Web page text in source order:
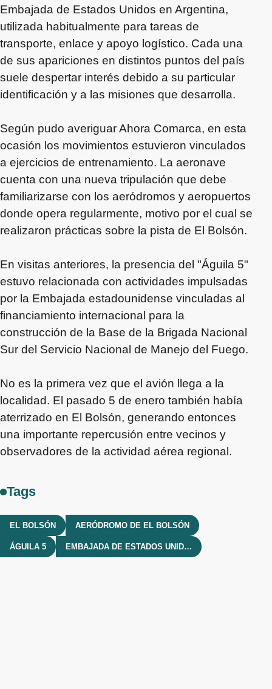
Embajada de Estados Unidos en Argentina,
utilizada habitualmente para tareas de
transporte, enlace y apoyo logístico. Cada una
de sus apariciones en distintos puntos del país
suele despertar interés debido a su particular
identificación y a las misiones que desarrolla.
Según pudo averiguar Ahora Comarca, en esta
ocasión los movimientos estuvieron vinculados
a ejercicios de entrenamiento. La aeronave
cuenta con una nueva tripulación que debe
familiarizarse con los aeródromos y aeropuertos
donde opera regularmente, motivo por el cual se
realizaron prácticas sobre la pista de El Bolsón.
En visitas anteriores, la presencia del "Águila 5"
estuvo relacionada con actividades impulsadas
por la Embajada estadounidense vinculadas al
financiamiento internacional para la
construcción de la Base de la Brigada Nacional
Sur del Servicio Nacional de Manejo del Fuego.
No es la primera vez que el avión llega a la
localidad. El pasado 5 de enero también había
aterrizado en El Bolsón, generando entonces
una importante repercusión entre vecinos y
observadores de la actividad aérea regional.
Tags
EL BOLSÓN AERÓDROMO DE EL BOLSÓN
ÁGUILA 5 EMBAJADA DE ESTADOS UNIDOS